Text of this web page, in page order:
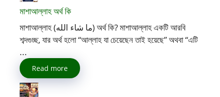
মাশাআল্লাহ অর্থ কি
মাশাআল্লাহ (ما شاء الله) অর্থ কি? মাশাআল্লাহ একটি আরবি
শব্দগুচ্ছ, যার অর্থ হলো “আল্লাহ যা চেয়েছেন তাই হয়েছে” অথবা “এটি
...
Read more